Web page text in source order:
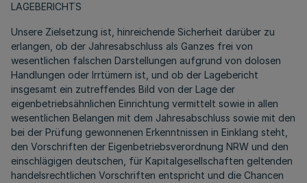
LAGEBERICHTS
Unsere Zielsetzung ist, hinreichende Sicherheit darüber zu
erlangen, ob der Jahresabschluss als Ganzes frei von
wesentlichen falschen Darstellungen aufgrund von dolosen
Handlungen oder Irrtümern ist, und ob der Lagebericht
insgesamt ein zutreffendes Bild von der Lage der
eigenbetriebsähnlichen Einrichtung vermittelt sowie in allen
wesentlichen Belangen mit dem Jahresabschluss sowie mit den
bei der Prüfung gewonnenen Erkenntnissen in Einklang steht,
den Vorschriften der Eigenbetriebsverordnung NRW und den
einschlägigen deutschen, für Kapitalgesellschaften geltenden
handelsrechtlichen Vorschriften entspricht und die Chancen